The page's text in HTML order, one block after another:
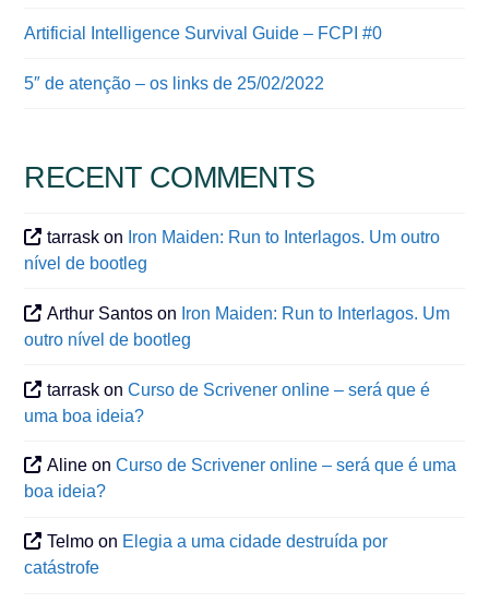
Artificial Intelligence Survival Guide – FCPI #0
5″ de atenção – os links de 25/02/2022
RECENT COMMENTS
tarrask on Iron Maiden: Run to Interlagos. Um outro
nível de bootleg
Arthur Santos on Iron Maiden: Run to Interlagos. Um
outro nível de bootleg
tarrask onCurso de Scrivener online – será que é
uma boa ideia?
Aline onCurso de Scrivener online – será que é uma
boa ideia?
Telmo on Elegia a uma cidade destruída por
catástrofe